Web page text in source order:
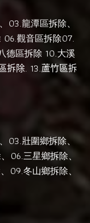
、03.龍潭區拆除、
06.觀音區拆除07.
德區拆除 10.大溪
拆除. 13.蘆竹區拆
、03.壯圍鄉拆除、
、06.三星鄉拆除、
、09.冬山鄉拆除、